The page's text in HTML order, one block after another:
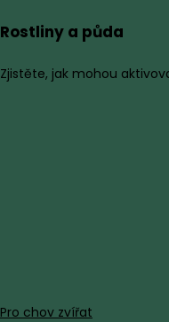
Rostliny a půda
Zjistěte, jak mohou
Pro chov zvířat